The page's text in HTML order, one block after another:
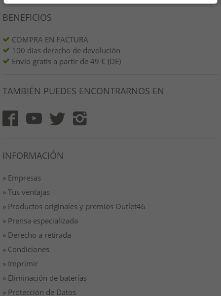
BENEFICIOS
COMPRA EN FACTURA
100 días derecho de devolución
Envío gratis a partir de 49 € (DE)
TAMBIÉN PUEDES ENCONTRARNOS EN
INFORMACIÓN
» Empresas
» Tus ventajas
» Productos originales y premios Outlet46
» Prensa especializada
» Derecho a retirada
» Condiciones
» Imprimir
» Eliminación de baterías
» Protección de Datos